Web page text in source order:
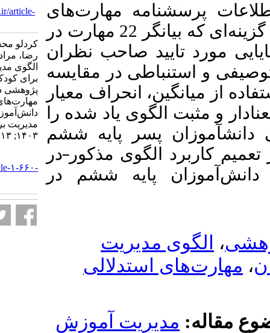
مهارت‌های
که بیانگر 22 مهارت در
صاحب نظران
در مقایسه
انحراف معیار
الگوی یاد شده را
پسر پایه ششم
الگوی مذکور
­در
پایه ششم در
مدیریت
استدلالی
آموزش
URL:http://journalieaa.ir/article-
1-660-fa.html
کردلو محسن، بهرنگی محمد
رضا، مرادی امیر. ترکیب مراحل
الگوی مدیریت آموزش فلسفه
برای کودکان با محوریت اجتماع
پژوهشی در تأثیرپذیری رشد
مهارت‌های استدلالی(تفکری)
دانش‌آموزان پایه ششم. نشریه
مديريت بر آموزش سازمانها.
۱۴۰۳; ۱۳ (۱) :۱۹۵-۲۱۷
http://journalieaa.ir/article-۱-۶۶۰-